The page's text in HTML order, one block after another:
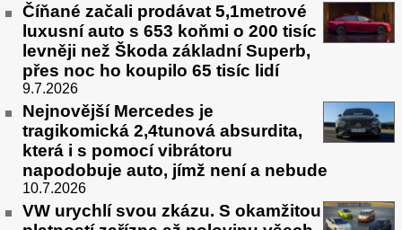
Číňané začali prodávat 5,1metrové
luxusní auto s 653 koňmi o 200 tisíc
levněji než Škoda základní Superb,
přes noc ho koupilo 65 tisíc lidí
9.7.2026
Nejnovější Mercedes je
tragikomická 2,4tunová absurdita,
která i s pomocí vibrátoru
napodobuje auto, jímž není a nebude
10.7.2026
VW urychlí svou zkázu. S okamžitou